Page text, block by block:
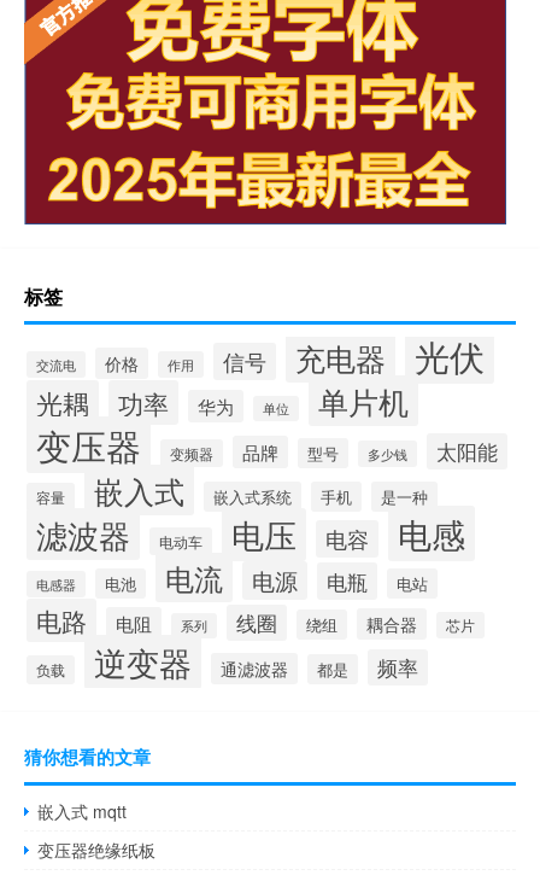
标签
交流电 价格 作用 信号 充电器 光伏
光耦 功率 华为 单位 单片机
变压器 变频器 品牌 型号 多少钱 太阳能
容量 嵌入式 嵌入式系统 手机 是一种
滤波器 电动车 电压 电容 电感
电感器 电池 电流 电源 电瓶 电站
电路 电阻 系列 线圈 绕组 耦合器 芯片
负载 逆变器 通滤波器 都是 频率
猜你想看的文章
嵌入式 mqtt
变压器绝缘纸板